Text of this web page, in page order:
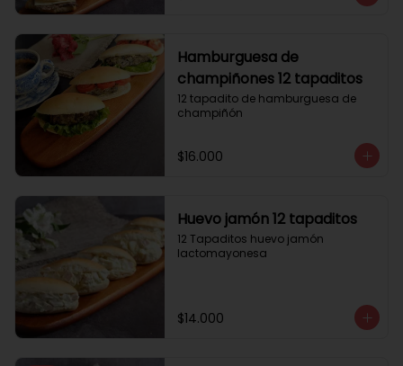
Hamburguesa de
champiñones 12 tapaditos
12 tapadito de hamburguesa de
champiñón
$16.000
Huevo jamón 12 tapaditos
12 Tapaditos huevo jamón
lactomayonesa
$14.000